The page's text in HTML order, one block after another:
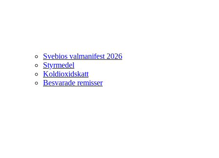
Svebios valmanifest 2026
Styrmedel
Koldioxidskatt
Besvarade remisser